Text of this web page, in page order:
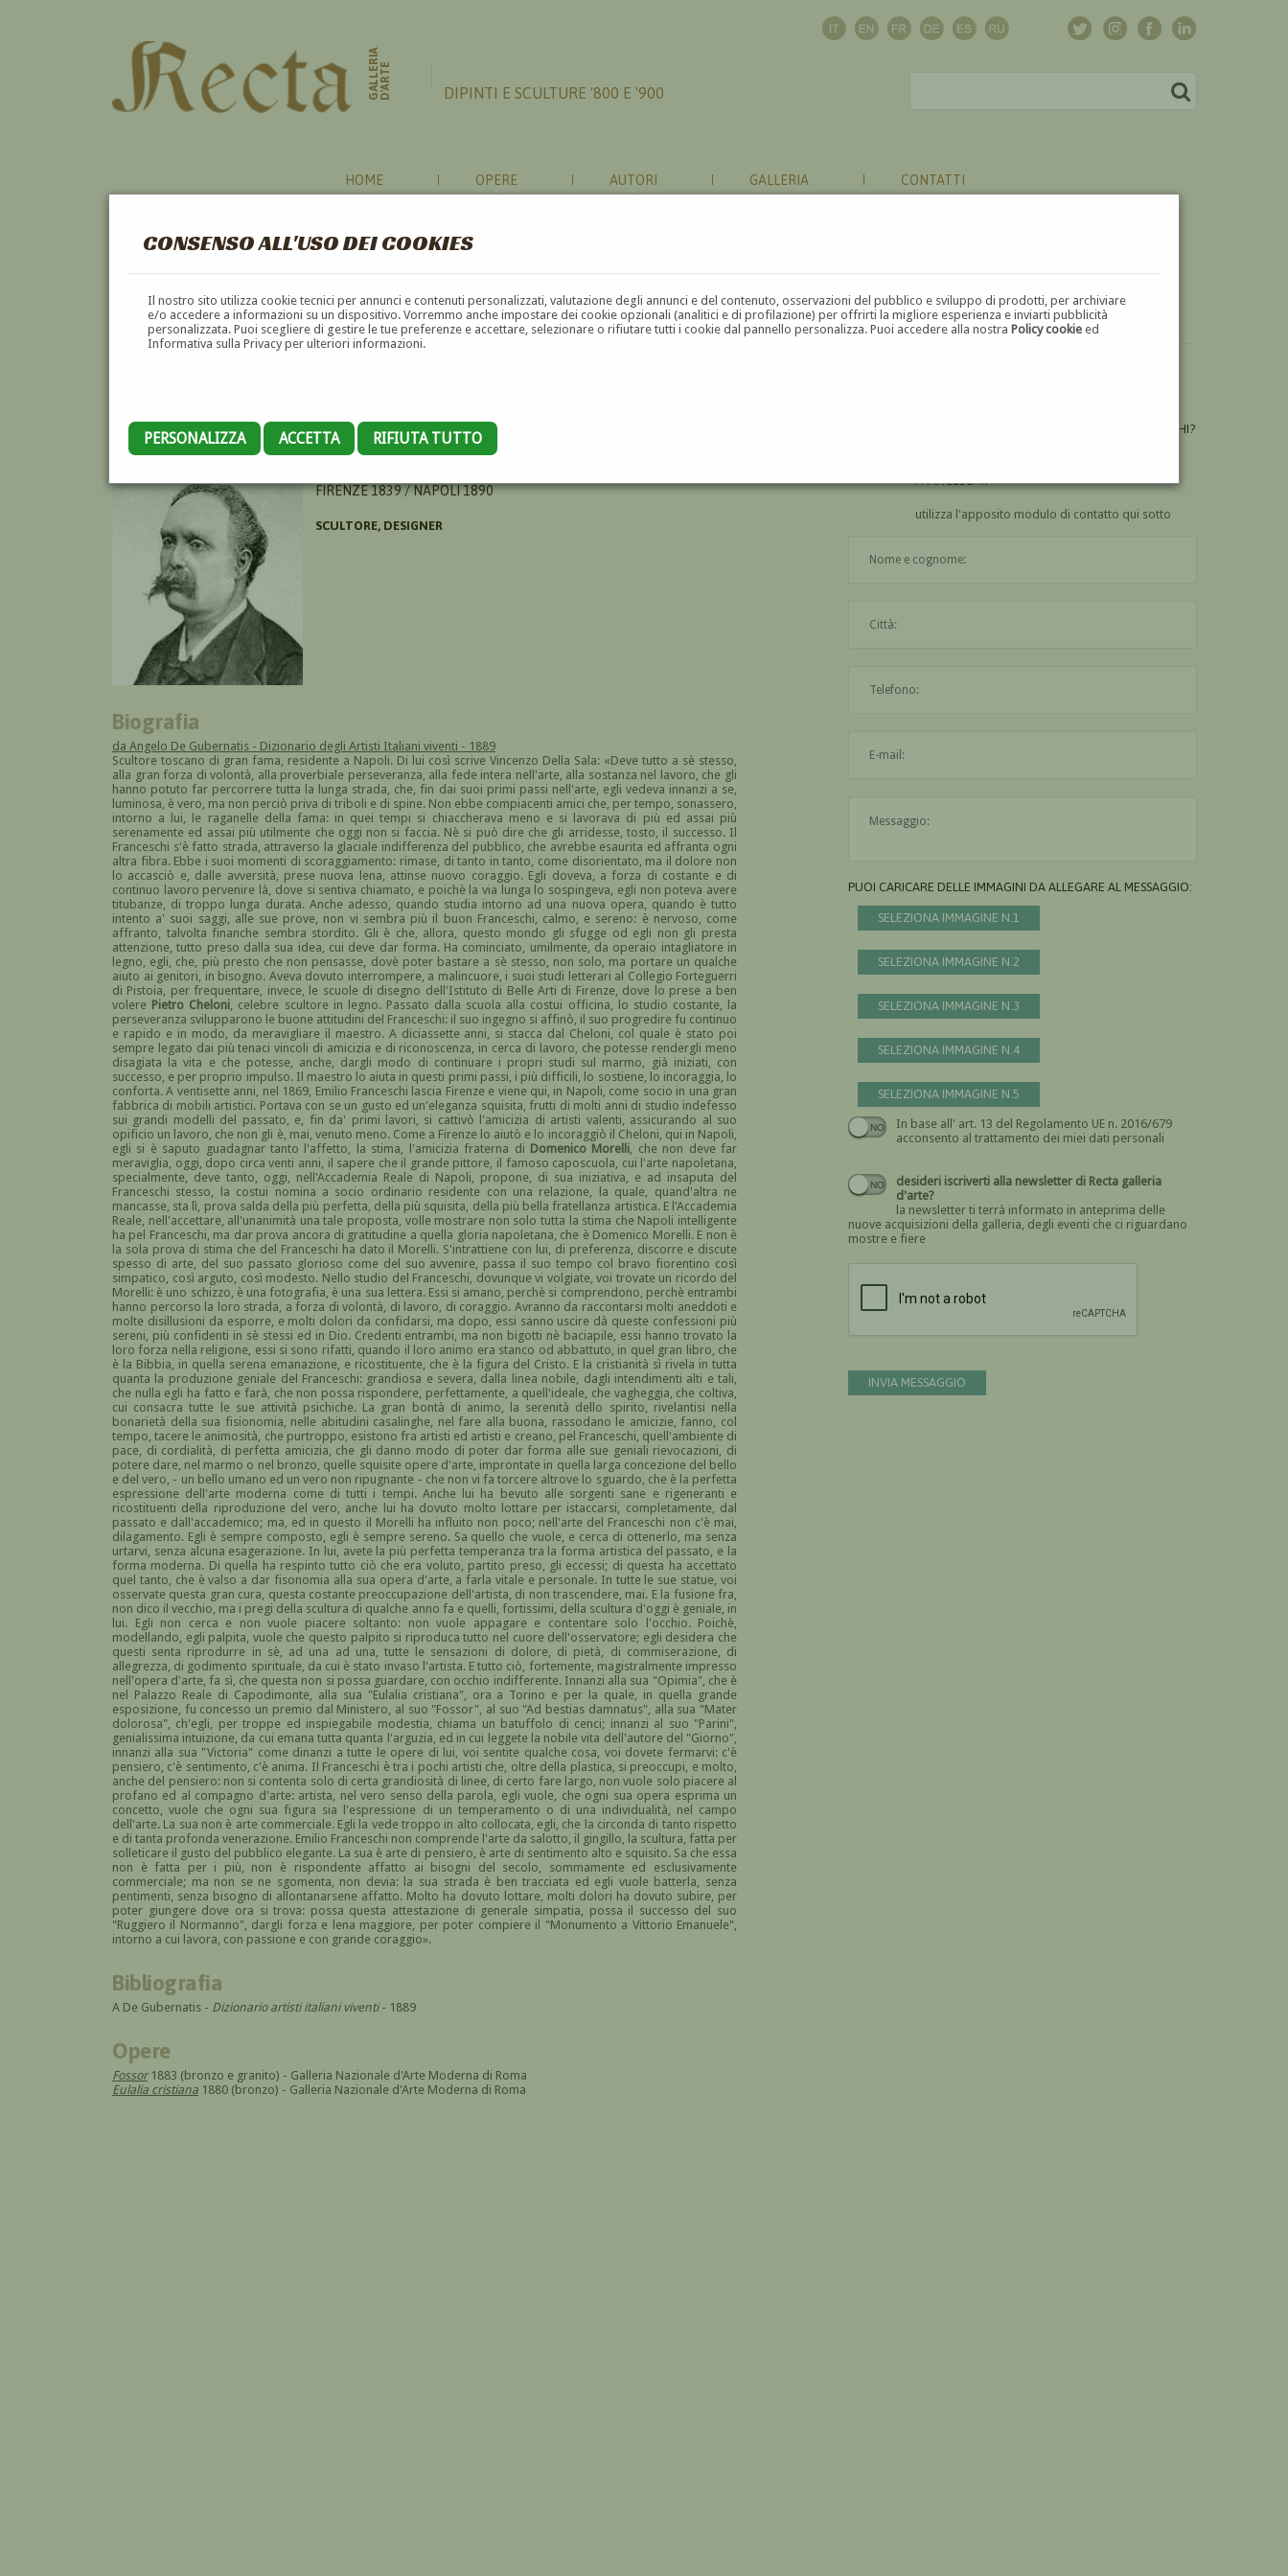
CONSENSO ALL'USO DEI COOKIES
Il nostro sito utilizza cookie tecnici per annunci e contenuti personalizzati, valutazione degli annunci e del contenuto, osservazioni del pubblico e sviluppo di prodotti, per archiviare
e/o accedere a informazioni su un dispositivo. Vorremmo anche impostare dei cookie opzionali (analitici e di profilazione) per offrirti la migliore esperienza e inviarti pubblicità
personalizzata. Puoi scegliere di gestire le tue preferenze e accettare, selezionare o rifiutare tutti i cookie dal pannello personalizza. Puoi accedere alla nostraPolicy cookie ed
Informativa sulla Privacy per ulteriori informazioni.
PERSONALIZZA ACCETTA RIFIUTA TUTTO
GALLERIAD'ARTE DIPINTI E SCULTURE '800 E '900
HOME OPERE AUTORI GALLERIA CONTATTI
EMILIO FRANCESCHI
FIRENZE 1839 / NAPOLI 1890
SCULTORE, DESIGNER
Biografia
da Angelo De Gubernatis - Dizionario degli Artisti Italiani viventi - 1889
Scultore toscano di gran fama, residente a Napoli. Di lui così scrive Vincenzo Della Sala: «Deve tutto a sè stesso,
alla gran forza di volontà, alla proverbiale perseveranza, alla fede intera nell'arte, alla sostanza nel lavoro, che gli
hanno potuto far percorrere tutta la lunga strada, che, fin dai suoi primi passi nell'arte, egli vedeva innanzi a se,
luminosa, è vero, ma non perciò priva di triboli e di spine. Non ebbe compiacenti amici che, per tempo, sonassero,
intorno a lui, le raganelle della fama: in quei tempi si chiaccherava meno e si lavorava di più ed assai più
serenamente ed assai più utilmente che oggi non si faccia. Nè si può dire che gli arridesse, tosto, il successo. Il
Franceschi s'è fatto strada, attraverso la glaciale indifferenza del pubblico, che avrebbe esaurita ed affranta ogni
altra fibra. Ebbe i suoi momenti di scoraggiamento: rimase, di tanto in tanto, come disorientato, ma il dolore non
lo accasciò e, dalle avversità, prese nuova lena, attinse nuovo coraggio. Egli doveva, a forza di costante e di
continuo lavoro pervenire là, dove si sentiva chiamato, e poichè la via lunga lo sospingeva, egli non poteva avere
titubanze, di troppo lunga durata. Anche adesso, quando studia intorno ad una nuova opera, quando è tutto
intento a' suoi saggi, alle sue prove, non vi sembra più il buon Franceschi, calmo, e sereno: è nervoso, come
affranto, talvolta finanche sembra stordito. Gli è che, allora, questo mondo gli sfugge od egli non gli presta
attenzione, tutto preso dalla sua idea, cui deve dar forma. Ha cominciato, umilmente, da operaio intagliatore in
legno, egli, che, più presto che non pensasse, dovè poter bastare a sè stesso, non solo, ma portare un qualche
aiuto ai genitori, in bisogno. Aveva dovuto interrompere, a malincuore, i suoi studi letterari al Collegio Forteguerri
di Pistoia, per frequentare, invece, le scuole di disegno dell'Istituto di Belle Arti di Firenze, dove lo prese a ben
volere Pietro Cheloni , celebre scultore in legno. Passato dalla scuola alla costui officina, lo studio costante, la
perseveranza svilupparono le buone attitudini del Franceschi: il suo ingegno si affinò, il suo progredire fu continuo
e rapido e in modo, da meravigliare il maestro. A diciassette anni, si stacca dal Cheloni, col quale è stato poi
sempre legato dai più tenaci vincoli di amicizia e di riconoscenza, in cerca di lavoro, che potesse rendergli meno
disagiata la vita e che potesse, anche, dargli modo di continuare i propri studi sul marmo, già iniziati, con
successo, e per proprio impulso. Il maestro lo aiuta in questi primi passi, i più difficili, lo sostiene, lo incoraggia, lo
conforta. A ventisette anni, nel 1869, Emilio Franceschi lascia Firenze e viene qui, in Napoli, come socio in una gran
fabbrica di mobili artistici. Portava con se un gusto ed un'eleganza squisita, frutti di molti anni di studio indefesso
sui grandi modelli del passato, e, fin da' primi lavori, si cattivò l'amicizia di artisti valenti, assicurando al suo
opificio un lavoro, che non gli è, mai, venuto meno. Come a Firenze lo aiutò e lo incoraggiò il Cheloni, qui in Napoli,
egli si è saputo guadagnar tanto l'affetto, la stima, l'amicizia fraterna di Domenico Morelli , che non deve far
meraviglia, oggi, dopo circa venti anni, il sapere che il grande pittore, il famoso caposcuola, cui l'arte napoletana,
specialmente, deve tanto, oggi, nell'Accademia Reale di Napoli, propone, di sua iniziativa, e ad insaputa del
Franceschi stesso, la costui nomina a socio ordinario residente con una relazione, la quale, quand'altra ne
mancasse, sta lì, prova salda della più perfetta, della più squisita, della più bella fratellanza artistica. E l'Accademia
Reale, nell'accettare, all'unanimità una tale proposta, volle mostrare non solo tutta la stima che Napoli intelligente
ha pel Franceschi, ma dar prova ancora di gratitudine a quella gloria napoletana, che è Domenico Morelli. E non è
la sola prova di stima che del Franceschi ha dato il Morelli. S'intrattiene con lui, di preferenza, discorre e discute
spesso di arte, del suo passato glorioso come del suo avvenire, passa il suo tempo col bravo fiorentino così
simpatico, così arguto, così modesto. Nello studio del Franceschi, dovunque vi volgiate, voi trovate un ricordo del
Morelli: è uno schizzo, è una fotografia, è una sua lettera. Essi si amano, perchè si comprendono, perchè entrambi
hanno percorso la loro strada, a forza di volontà, di lavoro, di coraggio. Avranno da raccontarsi molti aneddoti e
molte disillusioni da esporre, e molti dolori da confidarsi, ma dopo, essi sanno uscire dà queste confessioni più
sereni, più confidenti in sè stessi ed in Dio. Credenti entrambi, ma non bigotti nè baciapile, essi hanno trovato la
loro forza nella religione, essi si sono rifatti, quando il loro animo era stanco od abbattuto, in quel gran libro, che
è la Bibbia, in quella serena emanazione, e ricostituente, che è la figura del Cristo. E la cristianità sì rivela in tutta
quanta la produzione geniale del Franceschi: grandiosa e severa, dalla linea nobile, dagli intendimenti alti e tali,
che nulla egli ha fatto e farà, che non possa rispondere, perfettamente, a quell'ideale, che vagheggia, che coltiva,
cui consacra tutte le sue attività psichiche. La gran bontà di animo, la serenità dello spirito, rivelantisi nella
bonarietà della sua fisionomia, nelle abitudini casalinghe, nel fare alla buona, rassodano le amicizie, fanno, col
tempo, tacere le animosità, che purtroppo, esistono fra artisti ed artisti e creano, pel Franceschi, quell'ambiente di
pace, di cordialità, di perfetta amicizia, che gli danno modo di poter dar forma alle sue geniali rievocazioni, di
potere dare, nel marmo o nel bronzo, quelle squisite opere d'arte, improntate in quella larga concezione del bello
e del vero, - un bello umano ed un vero non ripugnante - che non vi fa torcere altrove lo sguardo, che è la perfetta
espressione dell'arte moderna come di tutti i tempi. Anche lui ha bevuto alle sorgenti sane e rigeneranti e
ricostituenti della riproduzione del vero, anche lui ha dovuto molto lottare per istaccarsi, completamente, dal
passato e dall'accademico; ma, ed in questo il Morelli ha influito non poco; nell'arte del Franceschi non c'è mai,
dilagamento. Egli è sempre composto, egli è sempre sereno. Sa quello che vuole, e cerca di ottenerlo, ma senza
urtarvi, senza alcuna esagerazione. In lui, avete la più perfetta temperanza tra la forma artistica del passato, e la
forma moderna. Di quella ha respinto tutto ciò che era voluto, partito preso, gli eccessi; di questa ha accettato
quel tanto, che è valso a dar fisonomia alla sua opera d'arte, a farla vitale e personale. In tutte le sue statue, voi
osservate questa gran cura, questa costante preoccupazione dell'artista, di non trascendere, mai. E la fusione fra,
non dico il vecchio, ma i pregi della scultura di qualche anno fa e quelli, fortissimi, della scultura d'oggi è geniale, in
lui. Egli non cerca e non vuole piacere soltanto: non vuole appagare e contentare solo l'occhio. Poichè,
modellando, egli palpita, vuole che questo palpito si riproduca tutto nel cuore dell'osservatore; egli desidera che
questi senta riprodurre in sè, ad una ad una, tutte le sensazioni di dolore, di pietà, di commiserazione, di
allegrezza, di godimento spirituale, da cui è stato invaso l'artista. E tutto ciò, fortemente, magistralmente impresso
nell'opera d'arte, fa sì, che questa non si possa guardare, con occhio indifferente. Innanzi alla sua "Opimia", che è
nel Palazzo Reale di Capodimonte, alla sua "Eulalia cristiana", ora a Torino e per la quale, in quella grande
esposizione, fu concesso un premio dal Ministero, al suo "Fossor", al suo "Ad bestias damnatus", alla sua "Mater
dolorosa", ch'egli, per troppe ed inspiegabile modestia, chiama un batuffolo di cenci; innanzi al suo "Parini",
genialissima intuizione, da cui emana tutta quanta l'arguzia, ed in cui leggete la nobile vita dell'autore del "Giorno",
innanzi alla sua "Victoria" come dinanzi a tutte le opere di lui, voi sentite qualche cosa, voi dovete fermarvi: c'è
pensiero, c'è sentimento, c'è anima. Il Franceschi è tra i pochi artisti che, oltre della plastica, si preoccupi, e molto,
anche del pensiero: non si contenta solo di certa grandiosità di linee, di certo fare largo, non vuole solo piacere al
profano ed al compagno d'arte: artista, nel vero senso della parola, egli vuole, che ogni sua opera esprima un
concetto, vuole che ogni sua figura sia l'espressione di un temperamento o di una individualità, nel campo
dell'arte. La sua non è arte commerciale. Egli la vede troppo in alto collocata, egli, che la circonda di tanto rispetto
e di tanta profonda venerazione. Emilio Franceschi non comprende l'arte da salotto, il gingillo, la scultura, fatta per
solleticare il gusto del pubblico elegante. La sua è arte di pensiero, è arte di sentimento alto e squisito. Sa che essa
non è fatta per i più, non è rispondente affatto ai bisogni del secolo, sommamente ed esclusivamente
commerciale; ma non se ne sgomenta, non devia: la sua strada è ben tracciata ed egli vuole batterla, senza
pentimenti, senza bisogno di allontanarsene affatto. Molto ha dovuto lottare, molti dolori ha dovuto subire, per
poter giungere dove ora si trova: possa questa attestazione di generale simpatia, possa il successo del suo
"Ruggiero il Normanno", dargli forza e lena maggiore, per poter compiere il "Monumento a Vittorio Emanuele",
intorno a cui lavora, con passione e con grande coraggio».
Bibliografia
A De Gubernatis - Dizionario artisti italiani viventi- 1889
Opere
Fossor1883 (bronzo e granito) - Galleria Nazionale d'Arte Moderna di Roma
Eulalia cristiana 1880 (bronzo) - Galleria Nazionale d'Arte Moderna di Roma
UN'OPERA DI EMILIO FRANCESCHI?
FRANCESCHI?
utilizza l'apposito modulo di contatto qui sotto
PUOI CARICARE DELLE IMMAGINI DA ALLEGARE AL MESSAGGIO:
SELEZIONA IMMAGINE N.1
SELEZIONA IMMAGINE N.2
SELEZIONA IMMAGINE N.3
SELEZIONA IMMAGINE N.4
SELEZIONA IMMAGINE N.5
In base all' art. 13 del Regolamento UE n. 2016/679
acconsento al trattamento dei miei dati personali
Devi dare il consenso
desideri iscriverti alla newsletter di Recta galleria
d'arte?
la newsletter ti terrà informato in anteprima delle
nuove acquisizioni della galleria, degli eventi che ci riguardano
mostre e fiere
INVIA MESSAGGIO